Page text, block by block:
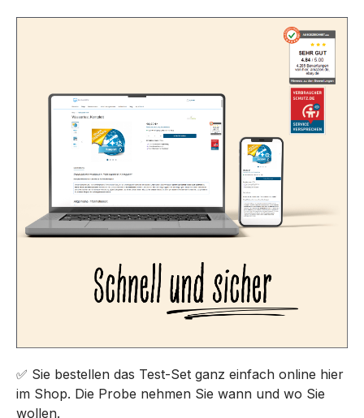
✅ Sie bestellen das Test-Set ganz einfach online hier
im Shop. Die Probe nehmen Sie wann und wo Sie
wollen.